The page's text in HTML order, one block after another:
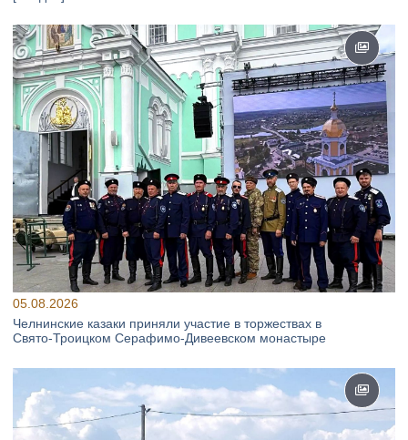
05.08.2026
Челнинские казаки приняли участие в торжествах в
Свято‑Троицком Серафимо‑Дивеевском монастыре